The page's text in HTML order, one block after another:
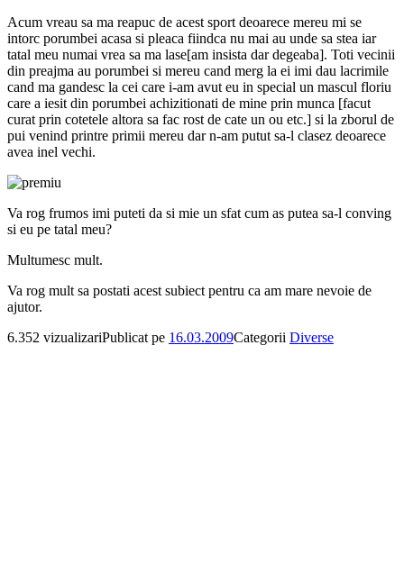
Acum vreau sa ma reapuc de acest sport deoarece mereu mi se
intorc porumbei acasa si pleaca fiindca nu mai au unde sa stea iar
tatal meu numai vrea sa ma lase[am insista dar degeaba]. Toti vecinii
din preajma au porumbei si mereu cand merg la ei imi dau lacrimile
cand ma gandesc la cei care i-am avut eu in special un mascul floriu
care a iesit din porumbei achizitionati de mine prin munca [facut
curat prin cotetele altora sa fac rost de cate un ou etc.] si la zborul de
pui venind printre primii mereu dar n-am putut sa-l clasez deoarece
avea inel vechi.
Va rog frumos imi puteti da si mie un sfat cum as putea sa-l conving
si eu pe tatal meu?
Multumesc mult.
Va rog mult sa postati acest subiect pentru ca am mare nevoie de
ajutor.
6.352 vizualizariPublicat pe 16.03.2009Categorii Diverse